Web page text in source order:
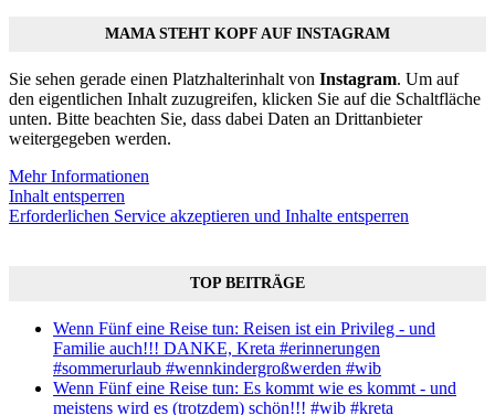
MAMA STEHT KOPF AUF INSTAGRAM
Sie sehen gerade einen Platzhalterinhalt von Instagram. Um auf
den eigentlichen Inhalt zuzugreifen, klicken Sie auf die Schaltfläche
unten. Bitte beachten Sie, dass dabei Daten an Drittanbieter
weitergegeben werden.
Mehr Informationen
Inhalt entsperren
Erforderlichen Service akzeptieren und Inhalte entsperren
TOP BEITRÄGE
Wenn Fünf eine Reise tun: Reisen ist ein Privileg - und
Familie auch!!! DANKE, Kreta #erinnerungen
#sommerurlaub #wennkindergroßwerden #wib
Wenn Fünf eine Reise tun: Es kommt wie es kommt - und
meistens wird es (trotzdem) schön!!! #wib #kreta